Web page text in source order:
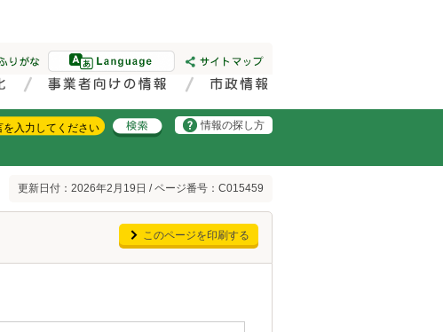
情報の探し方
更新日付：2026年2月19日 / ページ番号：C015459
このページを印刷する